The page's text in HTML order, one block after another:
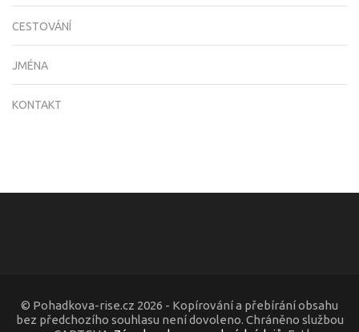
CESTOVÁNÍ
JMÉNA
KONTAKT
© Pohadkova-rise.cz 2026 - Kopírování a přebírání obsahu
bez předchozího souhlasu není dovoleno. Chráněno službou